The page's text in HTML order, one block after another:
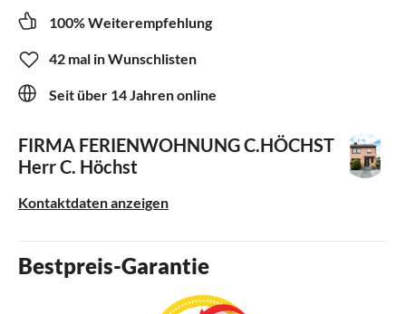
100% Weiterempfehlung
42 mal in Wunschlisten
Seit über 14 Jahren online
FIRMA FERIENWOHNUNG C.HÖCHST
Herr C. Höchst
Kontaktdaten anzeigen
Bestpreis-Garantie